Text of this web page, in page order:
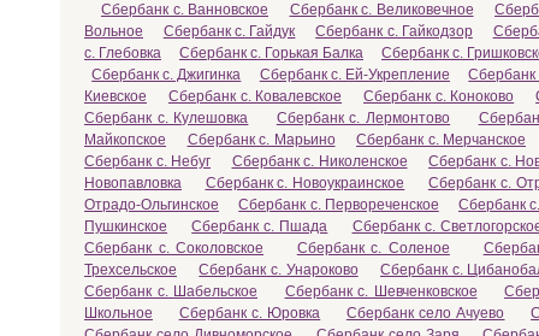
Сбербанк с. Ванновское
Сбербанк с. Великовечное
Вольное
Сбербанк с. Гайдук Сбербанк с. Гайкодзор
с. Глебовка
Сбербанк с. Горькая Балка
Сбербанк с.
Сбербанк с. Джигинка
Сбербанк с. Ей-Укрепление
Сбербанк
Киевское
Сбербанк с. Ковалевское Сбербанк с. Коноково
Сбербанк с. Кулешовка
Сбербанк с. Лермонтово
Майкопское
Сбербанк с. Марьино
Сбербанк с. Мерчанское
Сбербанк с. Небуг
Сбербанк с. Николенское
Сбербанк с.
Новопавловка
Сбербанк с. Новоукраинское
Сбербанк с.
Отрадо-Ольгинское
Сбербанк с. Первореченское
Сбербанк
Пушкинское
Сбербанк с. Пшада
Сбербанк с.
Сбербанк с. Соколовское
Сбербанк с. Соленое
Трехсельское
Сбербанк с. Унароково
Сбербанк с.
Сбербанк с. Шабельское
Сбербанк с. Шевченковское
Школьное
Сбербанк с. Юровка Сбербанк село Ачуево